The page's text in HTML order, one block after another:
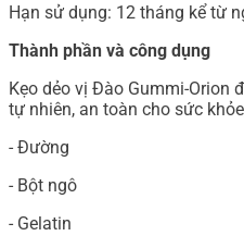
Hạn sử dụng: 12 tháng kể từ
Thành phần và công dụng
Kẹo dẻo vị Đào Gummi-Orion
tự nhiên, an toàn cho sức
- Đường
- Bột ngô
- Gelatin